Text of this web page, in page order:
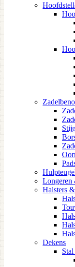
Longeren
Halsters
Dekens